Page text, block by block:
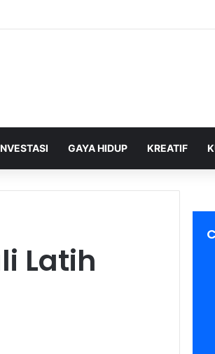
Plus Sabet Tiga Penghargaan CCW 2026
GAYA HIDUP KREATIF
Latih